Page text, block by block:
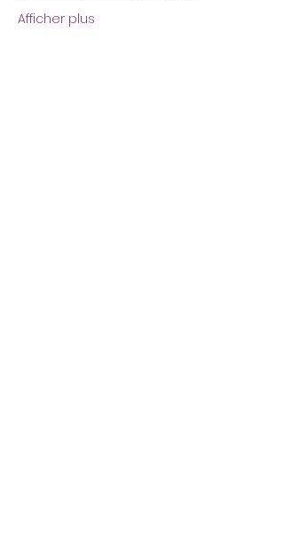
Afficher plus